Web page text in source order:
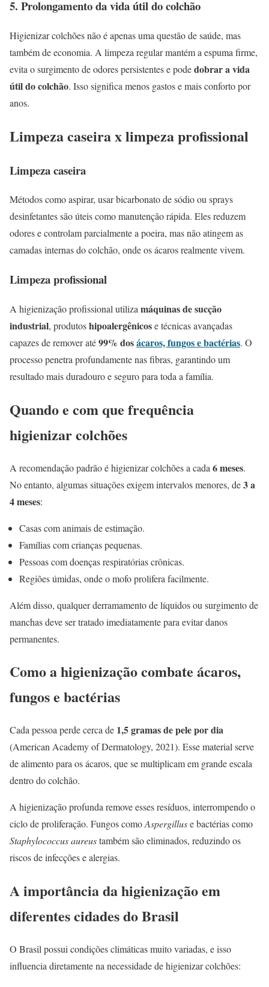
5. Prolongamento da vida útil do colchão
Higienizar colchões não é apenas uma questão de saúde, mas
também de economia. A limpeza regular mantém a espuma firme,
evita o surgimento de odores persistentes e podedobrar a vida
útil do colchão. Isso significa menos gastos e mais conforto por
anos.
Limpeza caseira x limpeza profissional
Limpeza caseira
Métodos como aspirar, usar bicarbonato de sódio ou sprays
desinfetantes são úteis como manutenção rápida. Eles reduzem
odores e controlam parcialmente a poeira, mas não atingem as
camadas internas do colchão, onde os ácaros realmente vivem.
Limpeza profissional
A higienização profissional utiliza máquinas de sucção
industrial, produtoshipoalergênicose técnicas avançadas
capazes de remover até99% dosácaros, fungos e bactérias. O
processo penetra profundamente nas fibras, garantindo um
resultado mais duradouro e seguro para toda a família.
Quando e com que frequência
higienizar colchões
A recomendação padrão é higienizar colchões a cada 6 meses.
No entanto, algumas situações exigem intervalos menores, de3 a
4 meses:
Casas com animais de estimação.
Famílias com crianças pequenas.
Pessoas com doenças respiratórias crônicas.
Regiões úmidas, onde o mofo prolifera facilmente.
Além disso, qualquer derramamento de líquidos ou surgimento de
manchas deve ser tratado imediatamente para evitar danos
permanentes.
Como a higienização combate ácaros,
fungos e bactérias
Cada pessoa perde cerca de 1,5 gramas de pele por dia
(American Academy of Dermatology, 2021). Esse material serve
de alimento para os ácaros, que se multiplicam em grande escala
dentro do colchão.
A higienização profunda remove esses resíduos, interrompendo o
ciclo de proliferação. Fungos comoAspergilluse bactérias como
Staphylococcus aureustambém são eliminados, reduzindo os
riscos de infecções e alergias.
A importância da higienização em
diferentes cidades do Brasil
O Brasil possui condições climáticas muito variadas, e isso
influencia diretamente na necessidade de higienizar colchões: